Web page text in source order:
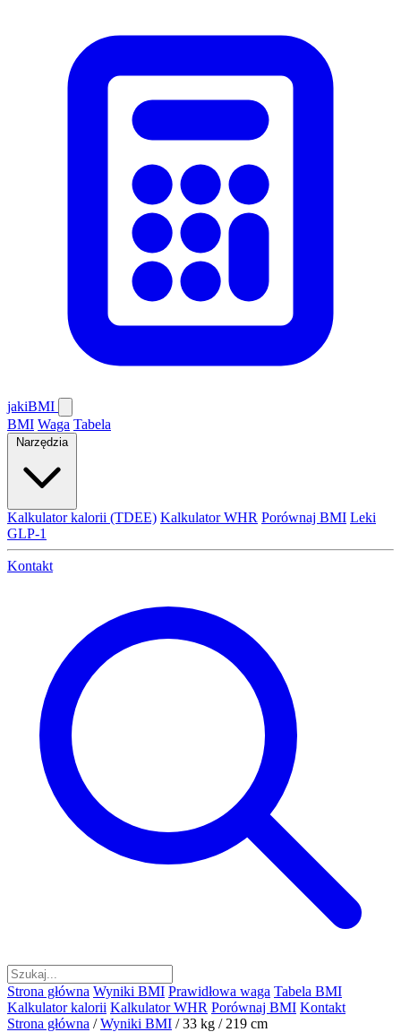
jakiBMI
BMI Waga Tabela
Narzędzia
Kalkulator kalorii (TDEE) Kalkulator WHR Porównaj BMI Leki
GLP-1
Kontakt
Strona główna Wyniki BMI Prawidłowa waga Tabela BMI
Kalkulator kalorii Kalkulator WHR Porównaj BMI Kontakt
Strona główna / Wyniki BMI / 33 kg / 219 cm